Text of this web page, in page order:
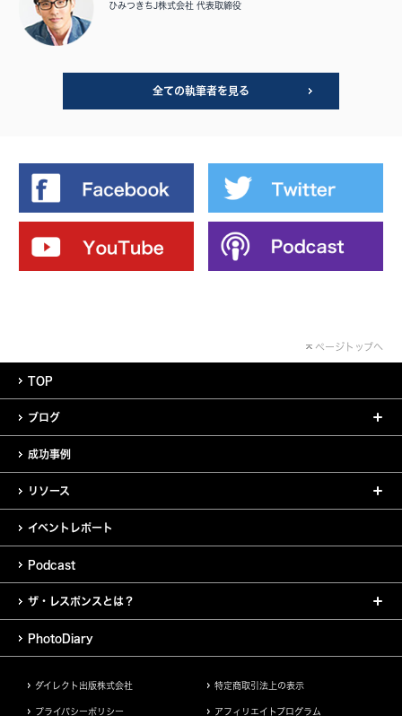
ひみつきちJ株式会社 代表取締役
全ての執筆者を見る
ページトップへ
TOP
ブログ
成功事例
リソース
イベントレポート
Podcast
ザ・レスポンスとは？
PhotoDiary
ダイレクト出版株式会社 特定商取引法上の表示
プライバシーポリシー アフィリエイトプログラム